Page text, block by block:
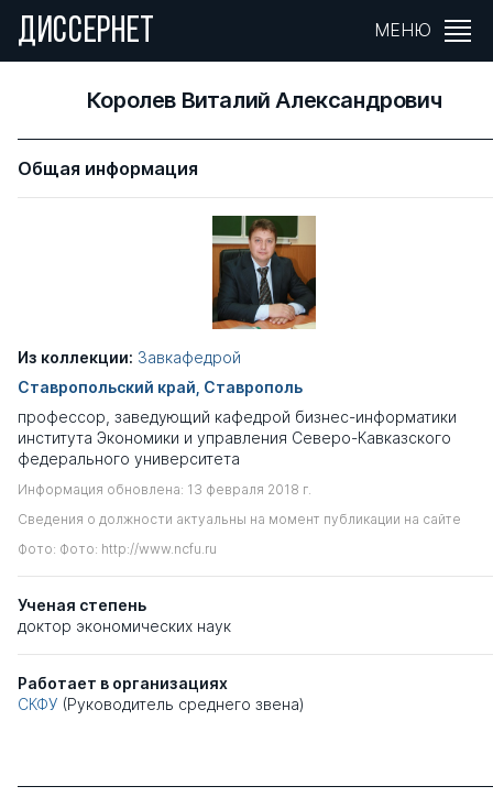
ДИССЕРНЕТ МЕНЮ
Королев Виталий Александрович
Общая информация
Из коллекции: Завкафедрой
Ставропольский край, Ставрополь
профессор, заведующий кафедрой бизнес-информатики
института Экономики и управления Северо-Кавказского
федерального университета
Информация обновлена: 13 февраля 2018 г.
Сведения о должности актуальны на момент публикации на сайте
Фото: Фото: http://www.ncfu.ru
Ученая степень
доктор экономических наук
Работает в организациях
СКФУ (Руководитель среднего звена)